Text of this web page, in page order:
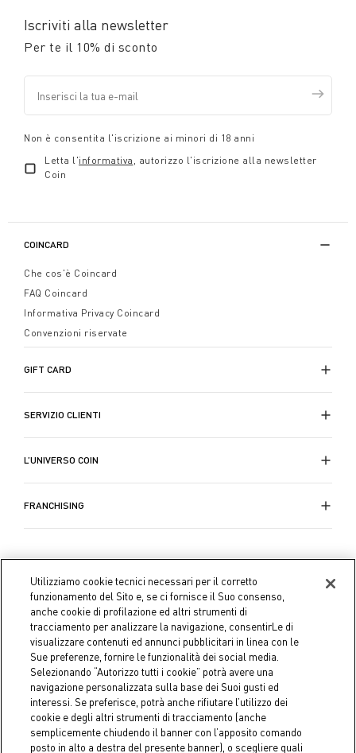
Iscriviti alla newsletter
Per te il 10% di sconto
Non è consentita l'iscrizione ai minori di 18 anni
Letta l'informativa , autorizzo l'iscrizione alla newsletter
Coin
COINCARD
Che cos'è Coincard
FAQ Coincard
Informativa Privacy Coincard
Convenzioni riservate
GIFT CARD
SERVIZIO CLIENTI
L’UNIVERSO COIN
FRANCHISING
Coin S.p.A. C.F./P.IVA 04391480276, capitale sociale 10.123.282,23
Utilizziamo cookie tecnici necessari per il corretto
funzionamento del Sito e, se ci fornisce il Suo consenso,
anche cookie di profilazione ed altri strumenti di
tracciamento per analizzare la navigazione, consentirLe di
visualizzare contenuti ed annunci pubblicitari in linea con le
Sue preferenze, fornire le funzionalità dei social media.
Selezionando “Autorizzo tutti i cookie” potrà avere una
navigazione personalizzata sulla base dei Suoi gusti ed
interessi. Se preferisce, potrà anche rifiutare l’utilizzo dei
cookie e degli altri strumenti di tracciamento (anche
semplicemente chiudendo il banner con l’apposito comando
posto in alto a destra del presente banner), o scegliere quali